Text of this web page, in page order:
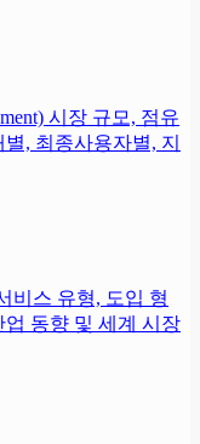
시장 규모, 점유
, 최종사용자별, 지
비스 유형, 도입 형
동향 및 세계 시장